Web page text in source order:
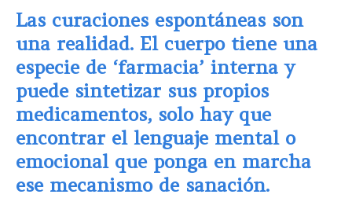
Las curaciones espontáneas son
una realidad. El cuerpo tiene una
especie de ‘farmacia’ interna y
puede sintetizar sus propios
medicamentos, solo hay que
encontrar el lenguaje mental o
emocional que ponga en marcha
ese mecanismo de sanación.